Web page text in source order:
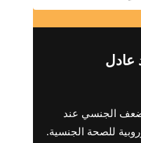
عادل
الجنسي عند
للصحة الجنسية.